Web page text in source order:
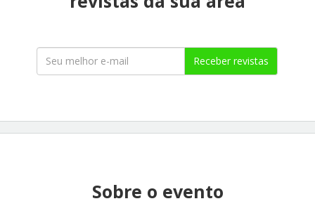
Receber revistas
Sobre o evento